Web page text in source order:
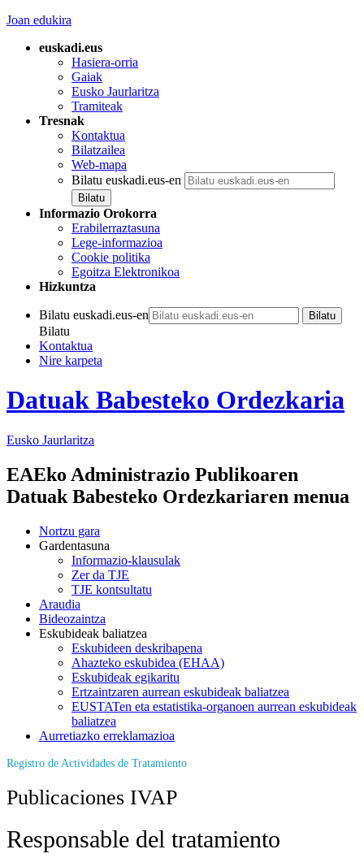
Joan edukira
euskadi.eus
Hasiera-orria
Gaiak
Eusko Jaurlaritza
Tramiteak
Tresnak
Kontaktua
Bilatzailea
Web-mapa
Bilatu euskadi.eus-en
Informazio Orokorra
Erabilerraztasuna
Lege-informazioa
Cookie politika
Egoitza Elektronikoa
Hizkuntza
Bilatu euskadi.eus-en
Bilatu
Kontaktua
Nire karpeta
Datuak Babesteko Ordezkaria
Eusko Jaurlaritza
EAEko Administrazio Publikoaren
Datuak Babesteko Ordezkariaren menua
Nortzu gara
Gardentasuna
Informazio-klausulak
Zer da TJE
TJE kontsultatu
Araudia
Bideozaintza
Eskubideak baliatzea
Eskubideen deskribapena
Ahazteko eskubidea (EHAA)
Eskubideak egikaritu
Ertzaintzaren aurrean eskubideak baliatzea
EUSTATen eta estatistika-organoen aurrean eskubideak
baliatzea
Aurretiazko erreklamazioa
Registro de Actividades de Tratamiento
Publicaciones IVAP
Responsable del tratamiento